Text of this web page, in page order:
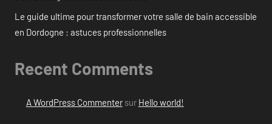
Le guide ultime pour transformer votre salle de bain accessible
en Dordogne : astuces professionnelles
Recent Comments
A WordPress Commentersur Hello world!